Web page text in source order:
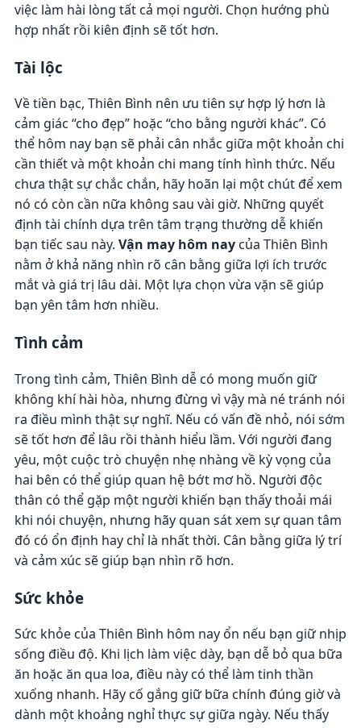
việc làm hài lòng tất cả mọi người. Chọn hướng phù
hợp nhất rồi kiên định sẽ tốt hơn.
Tài lộc
Về tiền bạc, Thiên Bình nên ưu tiên sự hợp lý hơn là
cảm giác “cho đẹp” hoặc “cho bằng người khác”. Có
thể hôm nay bạn sẽ phải cân nhắc giữa một khoản chi
cần thiết và một khoản chi mang tính hình thức. Nếu
chưa thật sự chắc chắn, hãy hoãn lại một chút để xem
nó có còn cần nữa không sau vài giờ. Những quyết
định tài chính dựa trên tâm trạng thường dễ khiến
bạn tiếc sau này. Vận may hôm naycủa Thiên Bình
nằm ở khả năng nhìn rõ cân bằng giữa lợi ích trước
mắt và giá trị lâu dài. Một lựa chọn vừa vặn sẽ giúp
bạn yên tâm hơn nhiều.
Tình cảm
Trong tình cảm, Thiên Bình dễ có mong muốn giữ
không khí hài hòa, nhưng đừng vì vậy mà né tránh nói
ra điều mình thật sự nghĩ. Nếu có vấn đề nhỏ, nói sớm
sẽ tốt hơn để lâu rồi thành hiểu lầm. Với người đang
yêu, một cuộc trò chuyện nhẹ nhàng về kỳ vọng của
hai bên có thể giúp quan hệ bớt mơ hồ. Người độc
thân có thể gặp một người khiến bạn thấy thoải mái
khi nói chuyện, nhưng hãy quan sát xem sự quan tâm
đó có ổn định hay chỉ là nhất thời. Cân bằng giữa lý trí
và cảm xúc sẽ giúp bạn nhìn rõ hơn.
Sức khỏe
Sức khỏe của Thiên Bình hôm nay ổn nếu bạn giữ nhịp
sống điều độ. Khi lịch làm việc dày, bạn dễ bỏ qua bữa
ăn hoặc ăn qua loa, điều này có thể làm tinh thần
xuống nhanh. Hãy cố gắng giữ bữa chính đúng giờ và
dành một khoảng nghỉ thực sự giữa ngày. Nếu thấy